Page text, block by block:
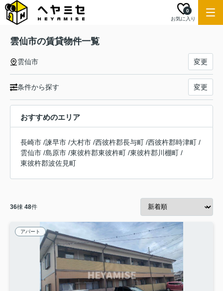
お気に入り
0
雲仙市の賃貸物件一覧
雲仙市 変更
条件から探す 変更
おすすめのエリア
長崎市 /諫早市 /大村市 /西彼杵郡長与町 /西彼杵郡時津町 /
雲仙市 /島原市 /東彼杵郡東彼杵町 /東彼杵郡川棚町 /
東彼杵郡波佐見町
36棟 48件
アパート